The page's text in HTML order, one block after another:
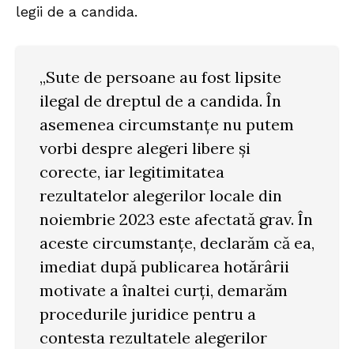
legii de a candida.
„Sute de persoane au fost lipsite
ilegal de dreptul de a candida. În
asemenea circumstanțe nu putem
vorbi despre alegeri libere și
corecte, iar legitimitatea
rezultatelor alegerilor locale din
noiembrie 2023 este afectată grav. În
aceste circumstanțe, declarăm că ea,
imediat după publicarea hotărârii
motivate a înaltei curți, demarăm
procedurile juridice pentru a
contesta rezultatele alegerilor